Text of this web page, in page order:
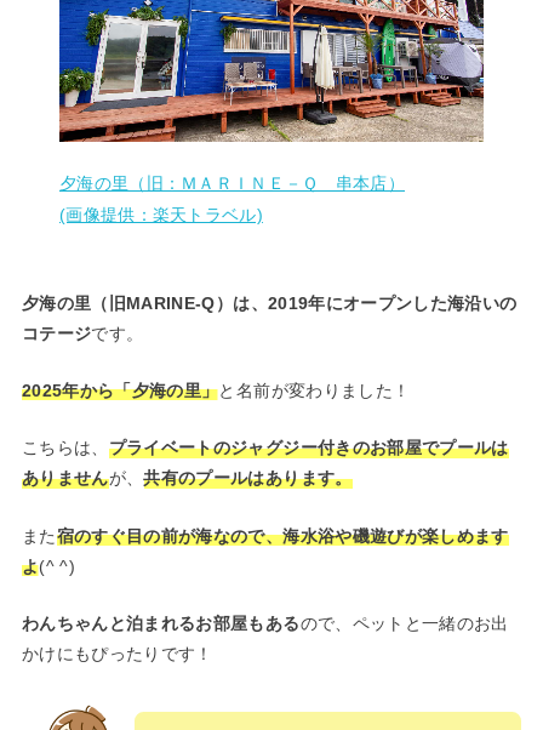
夕海の里（旧：ＭＡＲＩＮＥ－Ｑ 串本店）
(画像提供：楽天トラベル)
夕海の里（旧MARINE-Q）は、2019年にオープンした海沿いの
コテージです。
2025年から「夕海の里」と名前が変わりました！
こちらは、 プライベートのジャグジー付きのお部屋でプールは
ありませんが、共有のプールはあります。
また宿のすぐ目の前が海なので、海水浴や磯遊びが楽しめます
よ(^ ^)
わんちゃんと泊まれるお部屋もあるので、ペットと一緒のお出
かけにもぴったりです！